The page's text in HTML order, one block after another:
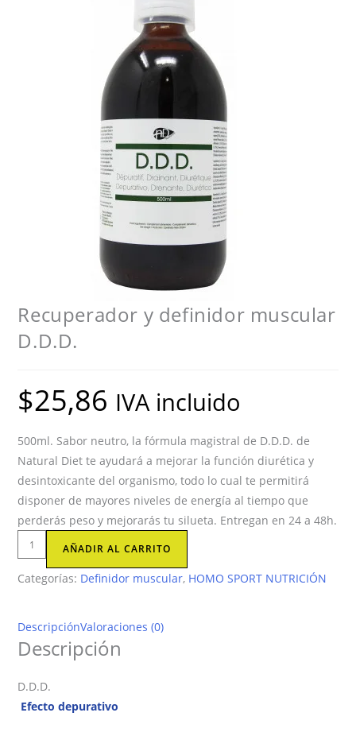
Recuperador y definidor muscular
D.D.D.
$25,86 IVA incluido
500ml. Sabor neutro, la fórmula magistral de D.D.D. de
Natural Diet te ayudará a mejorar la función diurética y
desintoxicante del organismo, todo lo cual te permitirá
disponer de mayores niveles de energía al tiempo que
perderás peso y mejorarás tu silueta. Entregan en 24 a 48h.
Recuperador
y
definidor
D.D.D.
cantidad
AÑADIR AL CARRITO
Categorías: Definidor muscular, HOMO SPORT NUTRICIÓN
DescripciónValoraciones (0)
Descripción
D.D.D.
Efecto depurativo